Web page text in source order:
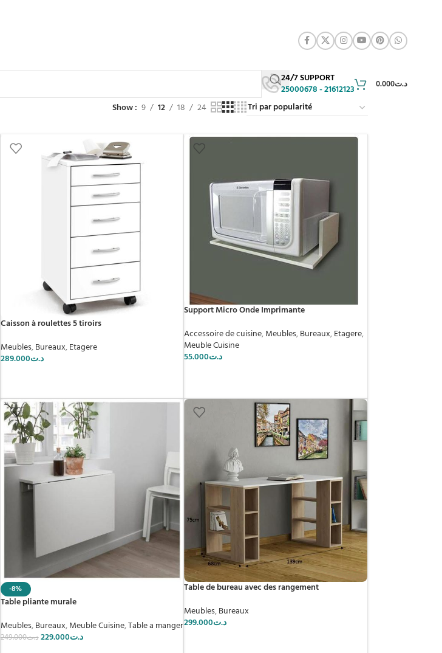
24/7 SUPPORT
25000678 - 21612123
د.ت0.000
Show 9 12 18 24
Caisson à roulettes 5 tiroirs
Meubles,Bureaux,Etagere
د.ت289.000
Support Micro Onde Imprimante
Accessoire de cuisine,Meubles,Bureaux,Etagere,
Meuble Cuisine
د.ت55.000
-8%
Table pliante murale
Meubles,Bureaux,Meuble Cuisine,Table a manger
د.ت249.000 د.ت229.000
Table de bureau avec des rangement
Meubles,Bureaux
د.ت299.000